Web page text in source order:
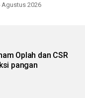
Agustus 2026
Oplah dan CSR
pangan